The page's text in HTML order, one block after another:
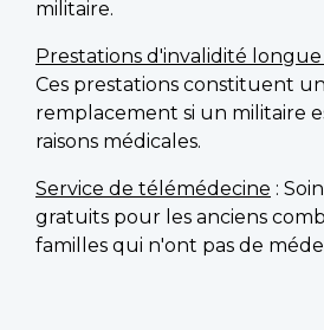
militaire.
Prestations d'invalidité longue
Ces prestations constituent
remplacement si un militaire
raisons médicales.
Service de télémédecine :
gratuits pour les anciens
familles qui n'ont pas de